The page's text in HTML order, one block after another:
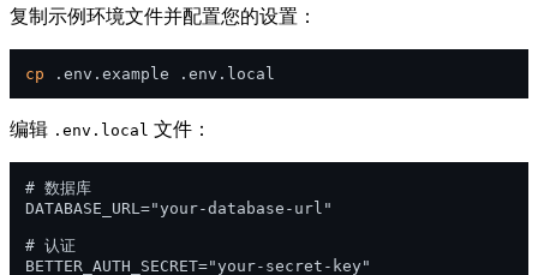
复制示例环境文件并配置您的设置：
cp
编辑 .env.local 文件：
# 数据库
DATABASE_URL="your-database-url"
# 认证
BETTER_AUTH_SECRET="your-secret-key"